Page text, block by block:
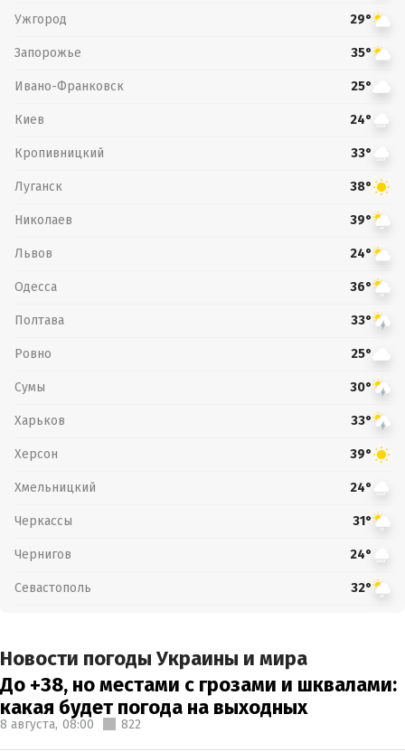
Ужгород 29°
Запорожье 35°
Ивано-Франковск 25°
Киев 24°
Кропивницкий 33°
Луганск 38°
Николаев 39°
Львов 24°
Одесса 36°
Полтава 33°
Ровно 25°
Сумы 30°
Харьков 33°
Херсон 39°
Хмельницкий 24°
Черкассы 31°
Чернигов 24°
Севастополь 32°
Новости погоды Украины и мира
До +38, но местами с грозами и шквалами:
какая будет погода на выходных
8 августа, 08:00 822